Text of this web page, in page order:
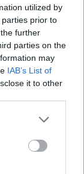
utilized by
prior to
further
parties on the
may
IAB’s List of
it to other
more Google
may click to
party tags to
below Google
a
elkészített
kifejezést rejt